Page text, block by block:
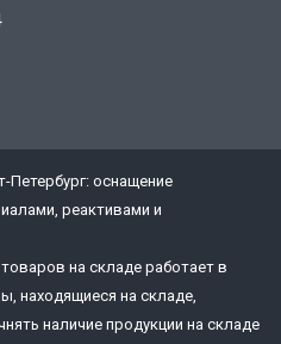
Петербург: оснащение
реактивами и
на складе работает в
находящиеся на складе,
наличие продукции на складе